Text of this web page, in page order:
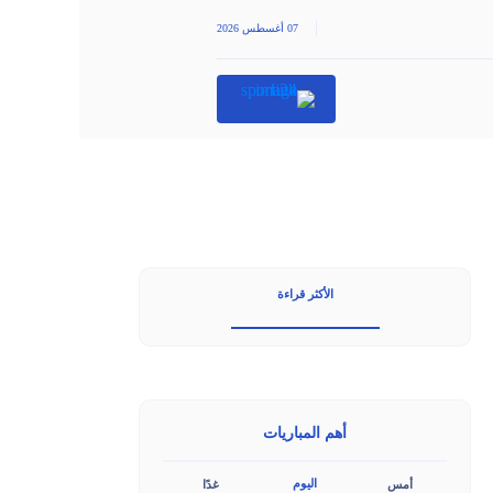
07 أغسطس 2026
الأكثر قراءة
أهم المباريات
أمس اليوم غدًا